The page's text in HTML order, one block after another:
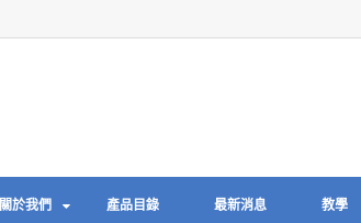
關於我們 產品目錄 最新消息 教學